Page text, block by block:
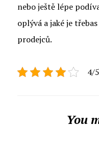
nebo ještě lépe
oplývá a jaké je
prodejců.
4/
You